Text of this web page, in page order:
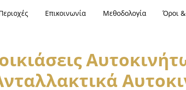
Επικοινωνία Μεθοδολογία Όροι